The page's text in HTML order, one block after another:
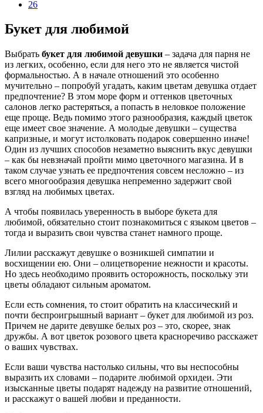
26
Букет для любимой
Выбрать букет для любимой девушки – задача для парня не
из легких, особенно, если для него это не является чистой
формальностью. А в начале отношений это особенно
мучительно – попробуй угадать, каким цветам девушка отдает
предпочтение? В этом море форм и оттенков цветочных
салонов легко растеряться, а попасть в неловкое положение
еще проще. Ведь помимо этого разнообразия, каждый цветок
еще имеет свое значение. А молодые девушки – существа
капризные, и могут истолковать подарок совершенно иначе!
Один из лучших способов незаметно выяснить вкус девушки
– как бы невзначай пройти мимо цветочного магазина. И в
таком случае узнать ее предпочтения совсем несложно – из
всего многообразия девушка непременно задержит свой
взгляд на любимых цветах.
А чтобы появилась уверенность в выборе букета для
любимой, обязательно стоит познакомиться с языком цветов –
тогда и выразить свои чувства станет намного проще.
Лилии расскажут девушке о возникшей симпатии и
восхищении ею. Они – олицетворение нежности и красоты.
Но здесь необходимо проявить осторожность, поскольку эти
цветы обладают сильным ароматом.
Если есть сомнения, то стоит обратить на классический и
почти беспроигрышный вариант – букет для любимой из роз.
Причем не дарите девушке белых роз – это, скорее, знак
дружбы. А вот цветок розового цвета красноречиво расскажет
о ваших чувствах.
Если ваши чувства настолько сильны, что вы неспособны
выразить их словами – подарите любимой орхидеи. Эти
изысканные цветы подарят надежду на развитие отношений,
и расскажут о вашей любви и преданности.